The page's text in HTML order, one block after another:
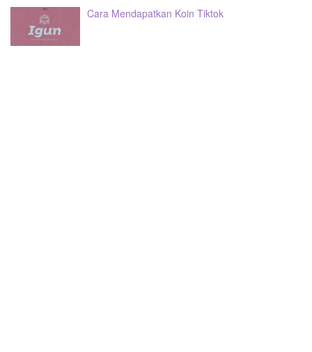
Cara Mendapatkan Koin Tiktok